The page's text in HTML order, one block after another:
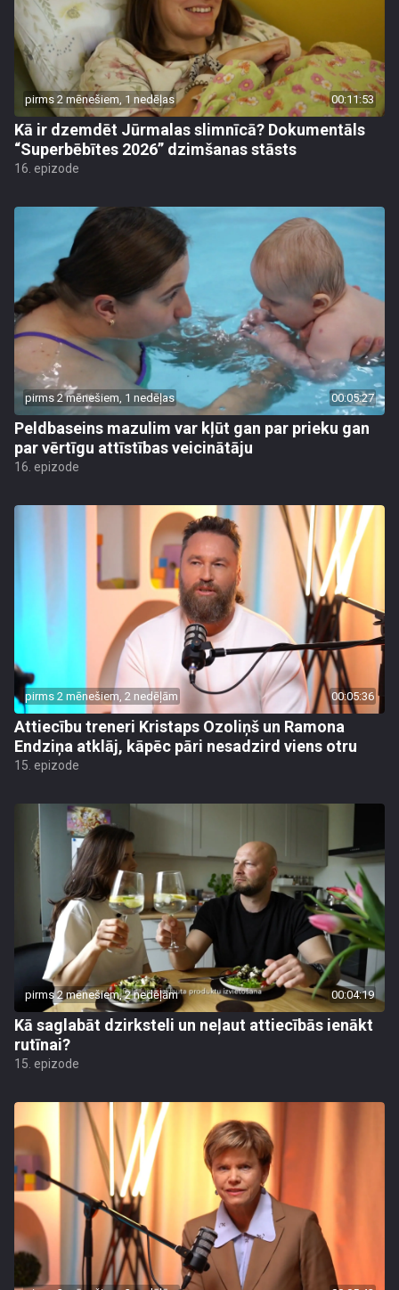
pirms 2 mēnešiem, 1 nedēļas 00:11:53
Kā ir dzemdēt Jūrmalas slimnīcā? Dokumentāls
“Superbēbītes 2026” dzimšanas stāsts
16. epizode
pirms 2 mēnešiem, 1 nedēļas 00:05:27
Peldbaseins mazulim var kļūt gan par prieku gan
par vērtīgu attīstības veicinātāju
16. epizode
pirms 2 mēnešiem, 2 nedēļām 00:05:36
Attiecību treneri Kristaps Ozoliņš un Ramona
Endziņa atklāj, kāpēc pāri nesadzird viens otru
15. epizode
pirms 2 mēnešiem, 2 nedēļām 00:04:19
Kā saglabāt dzirksteli un neļaut attiecībās ienākt
rutīnai?
15. epizode